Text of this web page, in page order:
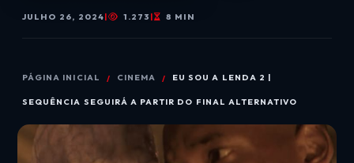
JULHO 26, 2024| 1.273 | 8 MIN
PÁGINA INICIAL CINEMA EU SOU A LENDA 2 |
SEQUÊNCIA SEGUIRÁ A PARTIR DO FINAL ALTERNATIVO